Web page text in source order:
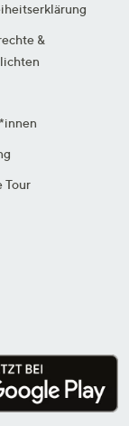
&
Tour